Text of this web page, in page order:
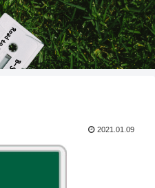
2021.01.09